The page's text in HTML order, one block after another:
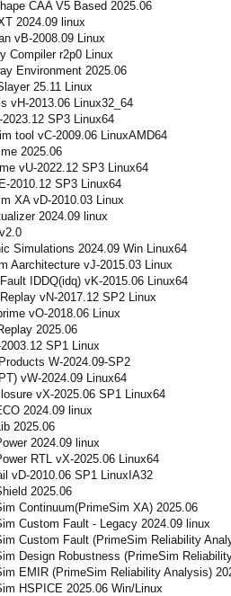
CAA V5 Based 2025.06
2024.09 linux
vB-2008.09 Linux
Compiler r2p0 Linux
Environment 2025.06
25.11 Linux
vH-2013.06 Linux32_64
SP3 Linux64
tool vC-2009.06 LinuxAMD64
2025.06
vU-2022.12 SP3 Linux64
2010.12 SP3 Linux64
XA vD-2010.03 Linux
2024.09 linux
Simulations 2024.09 Win Linux64
Aarchitecture vJ-2015.03 Linux
IDDQ(idq) vK-2015.06 Linux64
vN-2017.12 SP2 Linux
vO-2018.06 Linux
2025.06
SP1 Linux
W-2024.09-SP2
vW-2024.09 Linux64
vX-2025.06 SP1 Linux64
2024.09 linux
2025.06
2024.09 linux
RTL vX-2025.06 Linux64
vD-2010.06 SP1 LinuxIA32
2025.06
Continuum(PrimeSim XA) 2025.06
Custom Fault - Legacy 2024.09 linux
Custom Fault (PrimeSim Reliability
Design Robustness (PrimeSim
EMIR (PrimeSim Reliability Analysis)
HSPICE 2025.06 Win/Linux